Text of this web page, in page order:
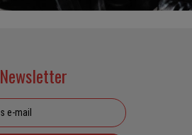
Newsletter